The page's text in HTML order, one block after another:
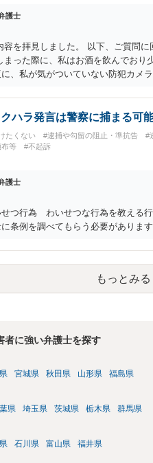
護士
容を拝見しました。 以下、ご質問
まった際に、私はお酒を飲んでおり
、私が気がついていない防犯カメ
り、痴漢やその他の犯罪を犯したと
たってしまっただけであり、さらに
の可能性があると考えれば良いの
来ることはないでしょう。
ハラ発言は警察に捕まる可
たくない #逮捕や勾留の阻止・準抗告
#
布等
#不起訴
護士
つ行為 わいせつな行為を教える
条例を調べてもらう必要があります
もっとみる
者に強い弁護士を探す
宮城県 秋田県 山形県 福島県
県 埼玉県 茨城県 栃木県 群馬県
石川県 富山県 福井県